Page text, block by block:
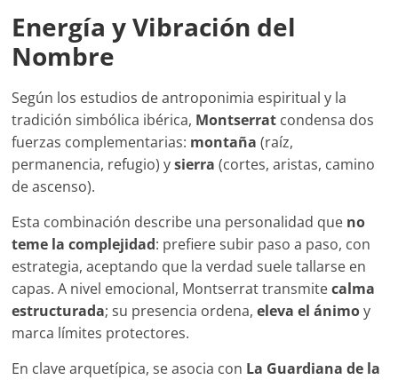
Energía y Vibración del
Nombre
Según los estudios de antroponimia espiritual y la
tradición simbólica ibérica, Montserrat condensa dos
fuerzas complementarias: montaña (raíz,
permanencia, refugio) ysierra (cortes, aristas, camino
de ascenso).
Esta combinación describe una personalidad que no
teme la complejidad: prefiere subir paso a paso, con
estrategia, aceptando que la verdad suele tallarse en
capas. A nivel emocional, Montserrat transmitecalma
estructurada; su presencia ordena,eleva el ánimoy
marca límites protectores.
En clave arquetípica, se asocia con La Guardiana de la